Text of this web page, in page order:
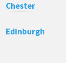
Chester
Edinburgh